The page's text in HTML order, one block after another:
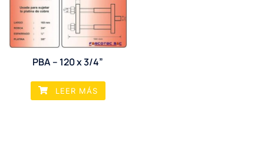
PBA – 120 x 3/4”
LEER MÁS